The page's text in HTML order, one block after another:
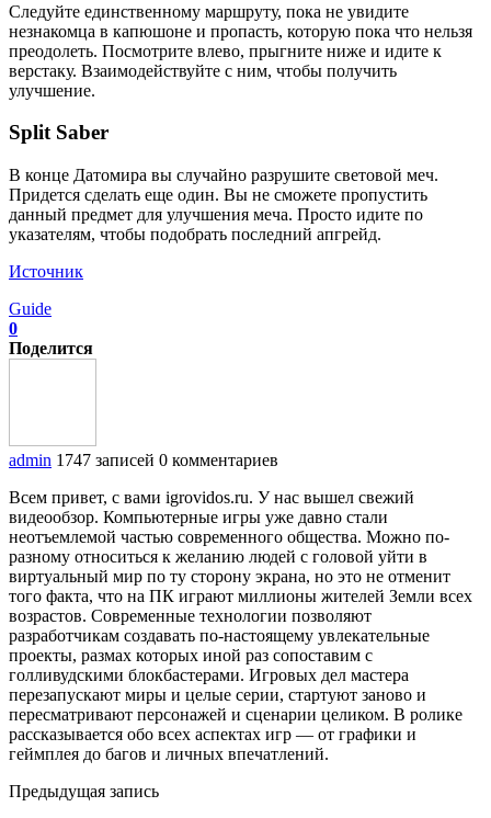
Следуйте единственному маршруту, пока не увидите
незнакомца в капюшоне и пропасть, которую пока что нельзя
преодолеть. Посмотрите влево, прыгните ниже и идите к
верстаку. Взаимодействуйте с ним, чтобы получить
улучшение.
Split Saber
В конце Датомира вы случайно разрушите световой меч.
Придется сделать еще один. Вы не сможете пропустить
данный предмет для улучшения меча. Просто идите по
указателям, чтобы подобрать последний апгрейд.
Источник
Guide
0
Поделится
admin 1747 записей 0 комментариев
Всем привет, с вами igrovidos.ru. У нас вышел свежий
видеообзор. Компьютерные игры уже давно стали
неотъемлемой частью современного общества. Можно по-
разному относиться к желанию людей с головой уйти в
виртуальный мир по ту сторону экрана, но это не отменит
того факта, что на ПК играют миллионы жителей Земли всех
возрастов. Современные технологии позволяют
разработчикам создавать по-настоящему увлекательные
проекты, размах которых иной раз сопоставим с
голливудскими блокбастерами. Игровых дел мастера
перезапускают миры и целые серии, стартуют заново и
пересматривают персонажей и сценарии целиком. В ролике
рассказывается обо всех аспектах игр — от графики и
геймплея до багов и личных впечатлений.
Предыдущая запись